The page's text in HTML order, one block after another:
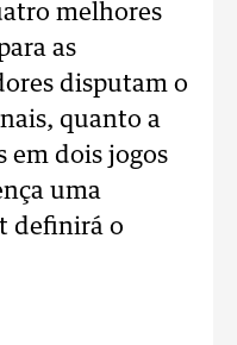
melhores
as
disputam o
quanto a
em dois jogos
uma
definirá o